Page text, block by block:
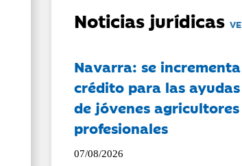
Noticias jurídicas
Navarra: se
crédito para las
de jóvenes
profesionales
07/08/2026